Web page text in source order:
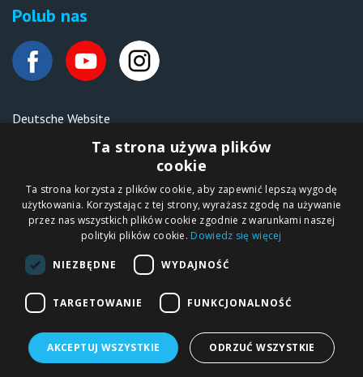
Polub nas
Deutsche Website
Malen nach Zahlen Ipicasso.de
Copyright © 2012-2026
Sklep internetowy
iPICASSO.PL
Malowanie po
numerach – zbliż
się do świata sztuki!
IPICASSO Sp. z o.o.
ul. Słoneczna 194,
05-506 Kolonia
NIP 1231355620 KRS
0000680650
Malowanie po numerach
Diamentowa Mozaika
Ta strona używa plików
cookie
Ta strona korzysta z plików cookie, aby zapewnić lepszą wygodę
użytkowania. Korzystając z tej strony, wyrażasz zgodę na używanie
przez nas wszystkich plików cookie zgodnie z warunkami naszej
polityki plików cookie. Dowiedz się więcej
NIEZBĘDNE WYDAJNOŚĆ
TARGETOWANIE FUNKCJONALNOŚĆ
AKCEPTUJ WSZYSTKIE ODRZUĆ WSZYSTKIE